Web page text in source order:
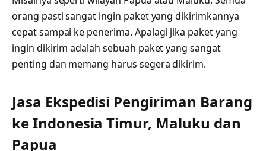
orang pasti sangat ingin paket yang dikirimkannya
cepat sampai ke penerima. Apalagi jika paket yang
ingin dikirim adalah sebuah paket yang sangat
penting dan memang harus segera dikirim.
Jasa Ekspedisi Pengiriman Barang
ke Indonesia Timur, Maluku dan
Papua